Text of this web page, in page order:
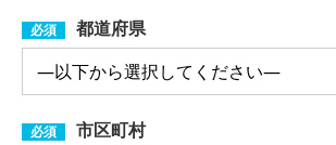
必須 都道府県
必須 市区町村